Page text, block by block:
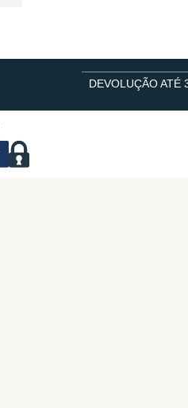
DEVOLUÇÃO ATÉ